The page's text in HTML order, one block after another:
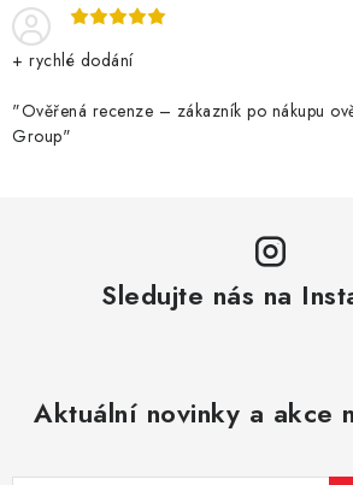
+ rychlé dodání
"Ověřená recenze – zákazník po nákupu
Group"
Sledujte nás na
Aktuální novinky a akce